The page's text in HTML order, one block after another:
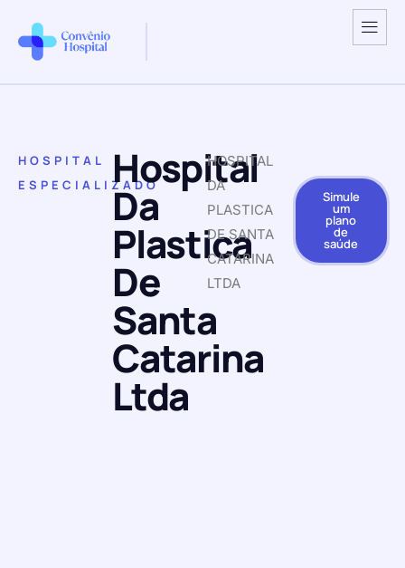
HOSPITAL
ESPECIALIZADOHospital
Da
Plastica
De
Santa
Catarina
Ltda
HOSPITAL
DA
PLASTICA
DE SANTA
CATARINA
LTDA
Simule
um
plano
de
saúde